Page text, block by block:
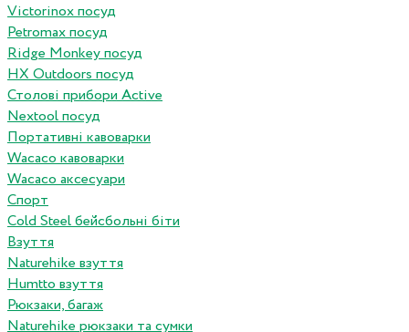
Victorinox посуд
Petromax посуд
Ridge Monkey посуд
HX Outdoors посуд
Столові прибори Active
Nextool посуд
Портативні кавоварки
Wacaco кавоварки
Wacaco аксесуари
Спорт
Cold Steel бейсбольні біти
Взуття
Naturehike взуття
Humtto взуття
Рюкзаки, багаж
Naturehike рюкзаки та сумки